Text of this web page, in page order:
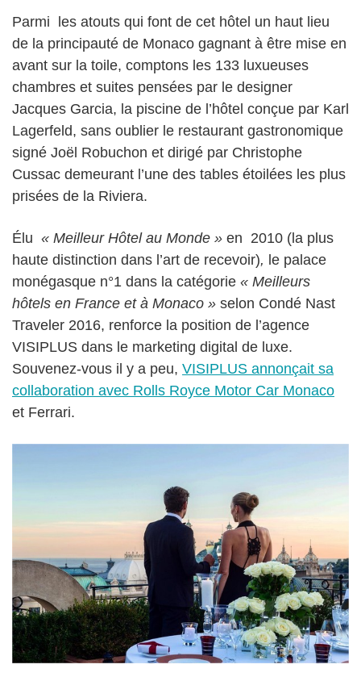
Parmi les atouts qui font de cet hôtel un haut lieu
de la principauté de Monaco gagnant à être mise en
avant sur la toile, comptons les 133 luxueuses
chambres et suites pensées par le designer
Jacques Garcia, la piscine de l’hôtel conçue par Karl
Lagerfeld, sans oublier le restaurant gastronomique
signé Joël Robuchon et dirigé par Christophe
Cussac demeurant l’une des tables étoilées les plus
prisées de la Riviera.
Élu « Meilleur Hôtel au Monde » en 2010 (la plus
haute distinction dans l’art de recevoir), le palace
monégasque n°1 dans la catégorie « Meilleurs
hôtels en France et à Monaco » selon Condé Nast
Traveler 2016, renforce la position de l’agence
VISIPLUS dans le marketing digital de luxe.
Souvenez-vous il y a peu, VISIPLUS annonçait sa
collaboration avec Rolls Royce Motor Car Monaco
et Ferrari.